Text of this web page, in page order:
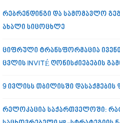
რებრენდინგი და სამომავლო
ახალი სიცოცხლე
ციფრული ტრანსფორმაცია
ცვლის INVITÉ ღონისძიებების
9 ივლისს თბილისში
რელოკაცია საქართველოში: